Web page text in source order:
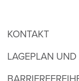
KONTAKT
LAGEPLAN